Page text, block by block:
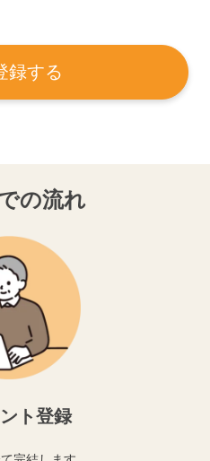
録する
の流れ
ト登録